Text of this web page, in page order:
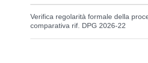
Verifica regolarità formale della
comparativa rif. DPG 2026-22